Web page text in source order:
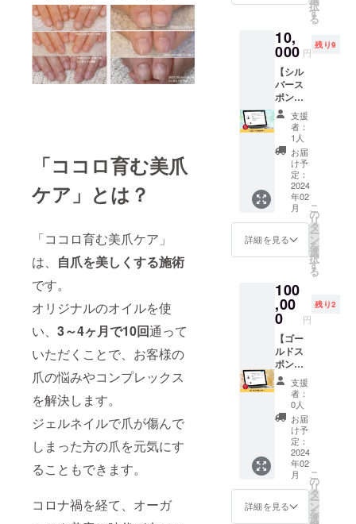
「ココロ育む美爪
ケア」とは？
「ココロ育む美爪ケア」
は、 自爪を美しくする施術
です。
オリジナルのオイルを使
い、 3～4ヶ月で10回通って
いただくことで、お客様の
爪の悩みやコンプレックス
を解決します。
ジェルネイルで爪が傷んで
しまった方の爪を元気にす
ることもできます。
コロナ禍を経て、オーガ
保管く
その他
注意事
項：原
液を直
接肌に
塗った
り、飲
んだり
しない
※郵送に
て支援
者様に
お送り
しま
す。
ジュ油
容量：
15ml 使
用期
限：開
封後1年
使用方
法：C
original
oilにブ
レンド
してお
使いく
ださい
射日光
を避
暗所で
保管く
ださい
その他
注意事
項：原
液を直
接肌に
塗った
り、飲
んだり
しない
※郵送に
て支援
者様に
お送り
ツーマ
ンで指
常グ
ループ
で募集
してお
りま
す） 実
施場
所：
NAIL
SALON
CHUCK
LE（東
田谷区
奥沢5-
自由が
丘
501）
beauty.
hotpep
per.jp/k
r/slnH0
005518
78/ ※有
効期
限：初
回レッ
スンの
有効期
限2024
末まで
にお申
イル1
本/アロ
ルス
ター
ター
セット
が含ま
れま
す。 ●
認定講
師講
座：1日
MAX4
時間×2
回（2週
間に1
回、1ヶ
クール
受講後
に認定
ご受講
いただ
きま
す。 ＜
CAMPF
IRE特別
特典＞
●卒業後
3ヶ月
は、月1
回30分
のZoom
ロー
※スクー
注意事
項：お
肌には
れも
の、
傷、
しっし
んなど
の異常
がある
時は使
わない
でくだ
さい。
使用中
や使用
後に刺
とき
は、使
用を中
止し皮
膚科専
門医等
へのご
相談を
おすす
めしま
す。 ※
郵送に
て支援
者様に
お送り
しま
す。
※2023
polish
〜care
line〜
使用方
法：爪
全体に
適量塗
布して
くださ
い 保管
方法：
直射日
光を避
け、冷
暗所で
保管く
ださい
や皮膚
に異常
がある
方は使
用しな
いでく
ださ
い。目
に入ら
ないよ
うご注
意くだ
さい。
乳児、
子供の
手の届
かない
ところ
方法＞
内に、
スポン
サー様
のお名
前の一
覧を掲
載させ
ていた
だきま
す。
・ピ
ン留め
期間：
掲載よ
り1ヶ月
間 ・
投稿掲
年間 ※
備考欄
に掲載
名を記
載して
くださ
い。 ※
インス
タグラ
ムのア
カウン
トがあ
る方
は、備
考欄に
アカウ
ント名
を記載
択
す
る
10,
000 円
残り9
【シル
バース
ポン
サー】
当店イ
ンスタ
グラム
の中
で、ス
ポン
サーと
してご
紹介し
ます。
＜紹介
方法＞
内に、
スポン
サー様
のお名
前の一
覧を掲
載させ
ていた
だきま
す。
・ピ
ン留め
期間：
掲載よ
り1ヶ月
間 ・
投稿掲
載期
間：掲
支援
者：
1人
お届
け予
定：
2024
年02
月
詳細を見る
こ
の
リ
タ
ー
ン
を
選
択
す
る
100
,00
0 円
残り2
【ゴー
ルドス
ポン
サー】
当店イ
ンスタ
グラム
と制服
で、ス
ポン
サーと
してご
紹介し
ます。
＜紹介
支援
者：
0人
お届
け予
定：
2024
年02
月
詳細を見る
こ
の
リ
タ
ー
ン
を
選